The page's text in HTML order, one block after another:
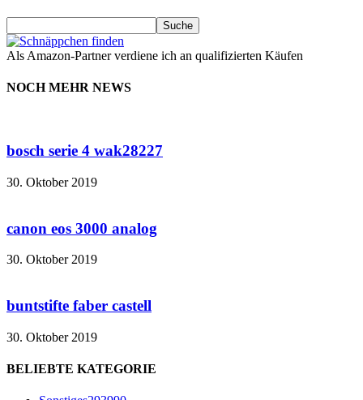
Als Amazon-Partner verdiene ich an qualifizierten Käufen
NOCH MEHR NEWS
bosch serie 4 wak28227
30. Oktober 2019
canon eos 3000 analog
30. Oktober 2019
buntstifte faber castell
30. Oktober 2019
BELIEBTE KATEGORIE